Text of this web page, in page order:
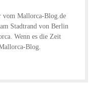
vom Mallorca-Blog.de
Stadtrand von Berlin
Wenn es die Zeit
Blog.